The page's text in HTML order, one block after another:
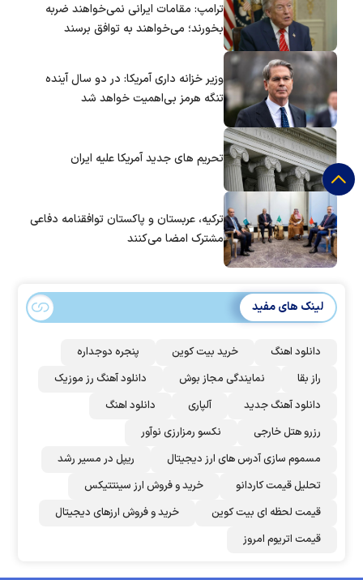
ترامپ: مقامات ایرانی نمی‌خواهند ضربه
بخورند؛ می‌خواهند به توافق برسند
وزیر خزانه داری آمریکا: در دو سال آینده
تنگه هرمز بی‌اهمیت خواهد شد
تحریم های جدید آمریکا علیه ایران
ترکیه، عربستان و پاکستان توافقنامه دفاعی
مشترک امضا می‌کنند
لینک های مفید
دانلود اهنگ خرید بیت کوین
پنجره دوجداره
راز بقا
نمایندگی مجاز بوش
دانلود آهنگ رز‌ موزیک
دانلود آهنگ جدید
آلپاری
دانلود اهنگ
رزرو هتل خارجی
نکسو رمزارزی نوآور
مسموم سازی آدرس های ارز دیجیتال
ریپل در مسیر رشد
تحلیل قیمت کاردانو
خرید و فروش ارز سینتتیکس
قیمت لحظه ای بیت کوین
خرید و فروش ارزهای دیجیتال
قیمت اتریوم امروز